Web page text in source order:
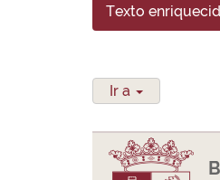
Texto
Ir a